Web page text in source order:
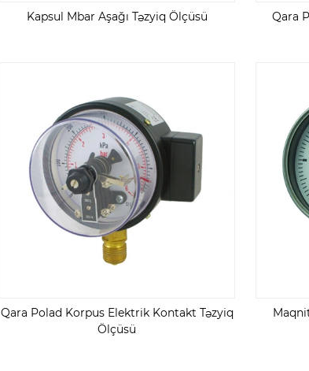
Kapsul Mbar Aşağı Təzyiq Ölçüsü
Qara
Qara Polad Korpus Elektrik Kontakt Təzyiq
Ölçüsü